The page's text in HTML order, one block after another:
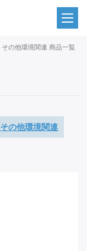
その他環境関連 商品一覧
その他環境関連